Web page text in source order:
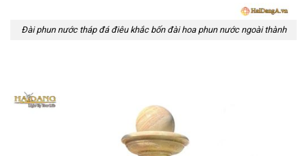
Đài phun nước tháp đá điêu khắc bốn đài hoa phun nước ngoài thành